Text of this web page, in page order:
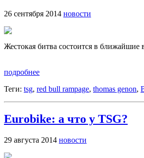
26 сентября 2014 новости
Жестокая битва состоится в
подробнее
Теги: tsg, red bull rampage, thomas genon,
Eurobike: а что у TSG?
29 августа 2014 новости